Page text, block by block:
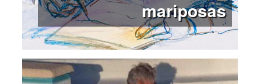
mariposas